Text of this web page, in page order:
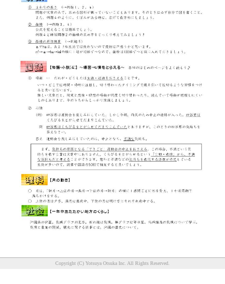
Copyright (C) Yotsuya Otsuka Inc. All Rights Reserved.